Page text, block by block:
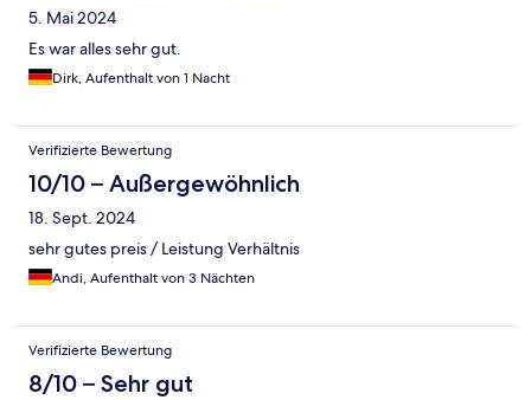
5. Mai 2024
Es war alles sehr gut.
Dirk, Aufenthalt von 1 Nacht
Verifizierte Bewertung
10/10 – Außergewöhnlich
18. Sept. 2024
sehr gutes preis / Leistung Verhältnis
Andi, Aufenthalt von 3 Nächten
Verifizierte Bewertung
8/10 – Sehr gut